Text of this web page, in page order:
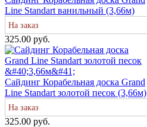
Line Standart ванильный (3,66м)
На заказ
325.00 руб.
Сайдинг Корабельная доска Grand
Line Standart золотой песок (3,66м)
На заказ
325.00 руб.